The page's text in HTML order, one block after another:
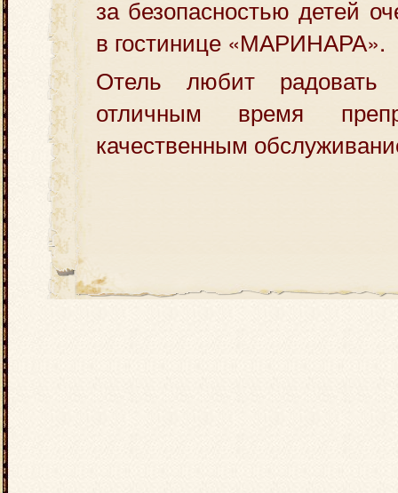
за безопасностью детей
в гостинице «МАРИНАРА».
Отель любит радовать
отличным время
качественным